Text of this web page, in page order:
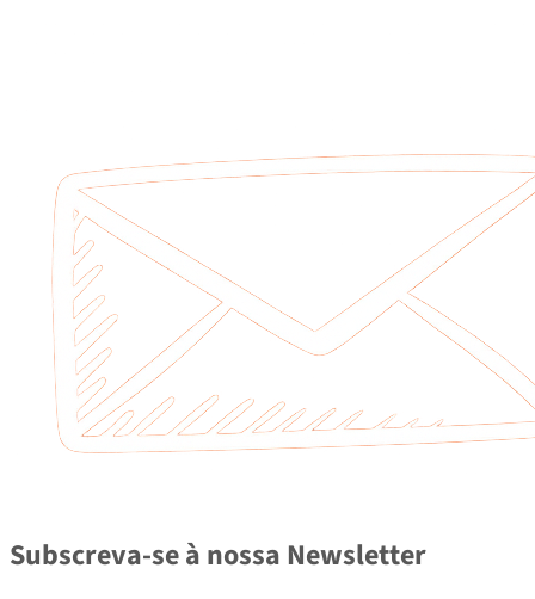
Subscreva-se à nossa Newsletter